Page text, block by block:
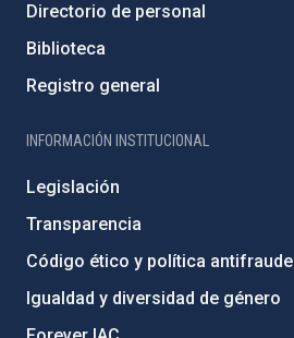
Directorio de personal
Biblioteca
Registro general
INFORMACIÓN INSTITUCIONAL
Legislación
Transparencia
Código ético y política antifraude
Igualdad y diversidad de género